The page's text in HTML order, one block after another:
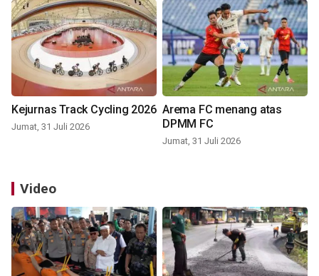
Kejurnas Track Cycling 2026
Jumat, 31 Juli 2026
Arema FC menang atas
DPMM FC
Jumat, 31 Juli 2026
Video